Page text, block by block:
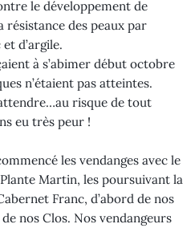
le développement de
des peaux par
d’argile.
à s’abimer début octobre
n’étaient pas atteintes.
risque de tout
eu très peur !
les vendanges avec le
Martin, les poursuivant la
Franc, d’abord de nos
nos Clos. Nos vendangeurs